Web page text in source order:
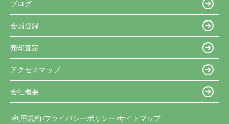
ブログ
会員登録
売却査定
アクセスマップ
会社概要
利用規約 プライバシーポリシー サイトマップ